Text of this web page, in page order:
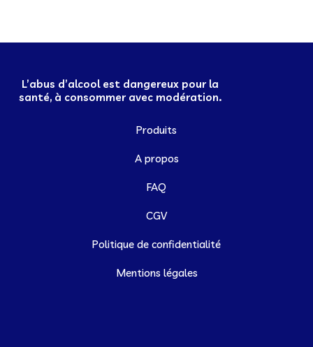
L’abus d’alcool est dangereux pour la
santé, à consommer avec modération.
Produits
A propos
FAQ
CGV
Politique de confidentialité
Mentions légales